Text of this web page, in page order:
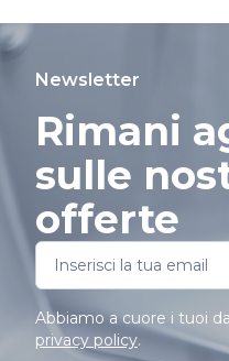
Newsletter
Rimani
sulle
offerte
Abbiamo a cuore i tuoi
privacy policy.